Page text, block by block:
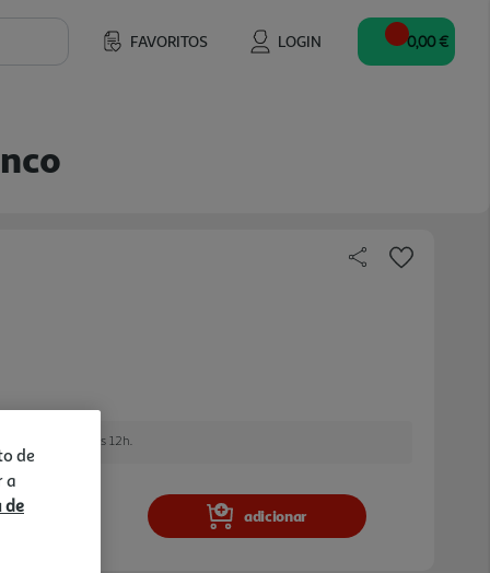
FAVORITOS LOGIN 0,00 €
encomendar até às 12h.
adicionar
de
a
de